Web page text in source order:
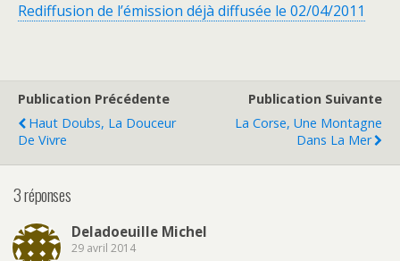
Rediffusion de l’émission déjà diffusée le 02/04/2011
Publication Précédente
Haut Doubs, La Douceur
De Vivre
Publication Suivante
La Corse, Une Montagne
Dans La Mer
3 réponses
Deladoeuille Michel
29 avril 2014